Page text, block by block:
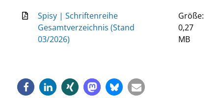
Spisy | Schriftenreihe
Gesamtverzeichnis (Stand
03/2026)
Größe:
0,27
MB